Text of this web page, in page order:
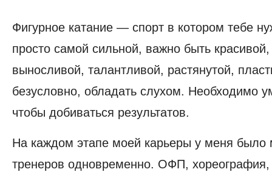
Фигурное катание — спорт в котором тебе
просто самой сильной, важно быть
выносливой, талантливой, растянутой,
безусловно, обладать слухом. Необходимо
чтобы добиваться результатов.
На каждом этапе моей карьеры у меня
тренеров одновременно. ОФП,